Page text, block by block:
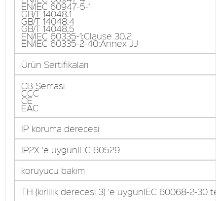
EN/IEC 60947-5-1
GB/T 14048.1
GB/T 14048,4
GB/T 14048,5
EN/IEC 60335-1:Clause 30.2
EN/IEC 60335-2-40:Annex JJ
Ürün Sertifikaları
CB Şeması
CCC
CE
EAC
IP koruma derecesi
IP2X 'e uygunIEC 60529
koruyucu bakım
TH (kirlilik derecesi 3) 'e uygunIEC 60068-2-30